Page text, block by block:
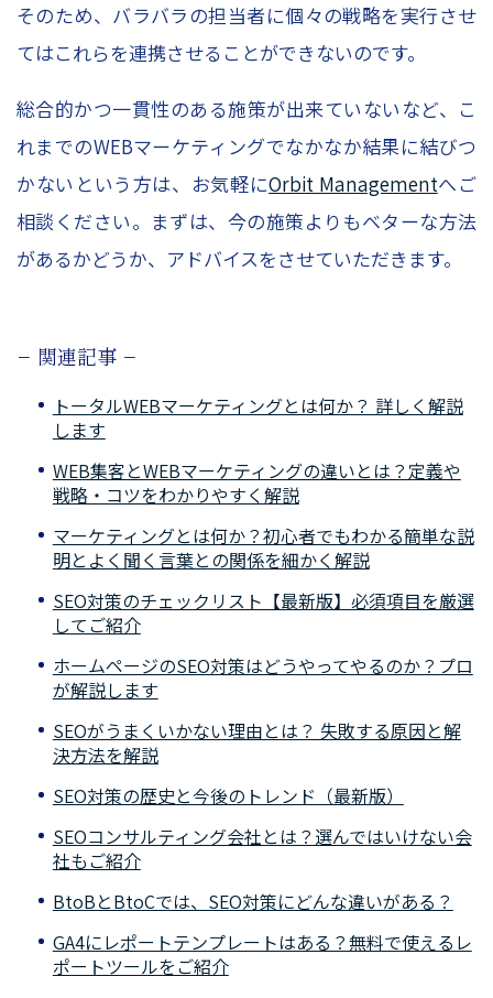
そのため、バラバラの担当者に個々の戦略を実行させ
てはこれらを連携させることができないのです。
総合的かつ一貫性のある施策が出来ていないなど、こ
れまでのWEBマーケティングでなかなか結果に結びつ
かないという方は、お気軽にOrbit Managementへご
相談ください。まずは、今の施策よりもベターな方法
があるかどうか、アドバイスをさせていただきます。
− 関連記事 −
トータルWEBマーケティングとは何か？ 詳しく解説
します
WEB集客とWEBマーケティングの違いとは？定義や
戦略・コツをわかりやすく解説
マーケティングとは何か？初心者でもわかる簡単な説
明とよく聞く言葉との関係を細かく解説
SEO対策のチェックリスト【最新版】必須項目を厳選
してご紹介
ホームページのSEO対策はどうやってやるのか？プロ
が解説します
SEOがうまくいかない理由とは？ 失敗する原因と解
決方法を解説
SEO対策の歴史と今後のトレンド（最新版）
SEOコンサルティング会社とは？選んではいけない会
社もご紹介
BtoBとBtoCでは、SEO対策にどんな違いがある？
GA4にレポートテンプレートはある？無料で使えるレ
ポートツールをご紹介